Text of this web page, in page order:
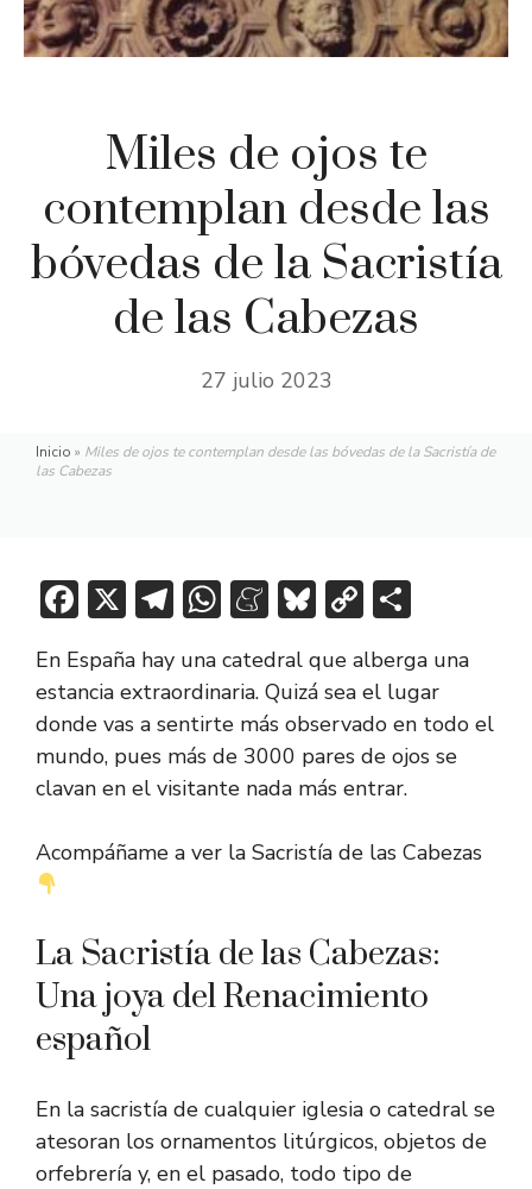
Miles de ojos te
contemplan desde las
bóvedas de la Sacristía
de las Cabezas
27 julio 2023
Inicio » Miles de ojos te contemplan desde las bóvedas de la Sacristía de
las Cabezas
F
e
b
o
ok
X T
e
gr
a
m
W
at
s
A
p
M
n
e
a
m
Bl
e
sk
y
C
p
y
Li
n
m
p
ar
En España hay una catedral que alberga una
estancia extraordinaria. Quizá sea el lugar
donde vas a sentirte más observado en todo el
mundo, pues más de 3000 pares de ojos se
clavan en el visitante nada más entrar.
Acompáñame a ver la Sacristía de las Cabezas
La Sacristía de las Cabezas:
Una joya del Renacimiento
español
En la sacristía de cualquier iglesia o catedral se
atesoran los ornamentos litúrgicos, objetos de
orfebrería y, en el pasado, todo tipo de